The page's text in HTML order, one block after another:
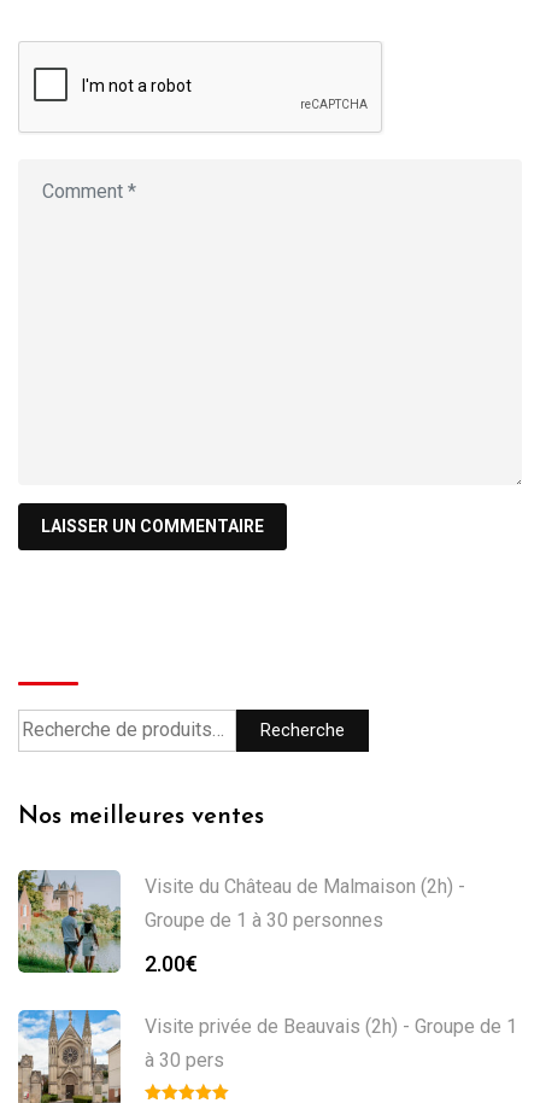
Recherche
Nos meilleures ventes
Visite du Château de Malmaison (2h) -
Groupe de 1 à 30 personnes
2.00€
Visite privée de Beauvais (2h) - Groupe de 1
à 30 pers